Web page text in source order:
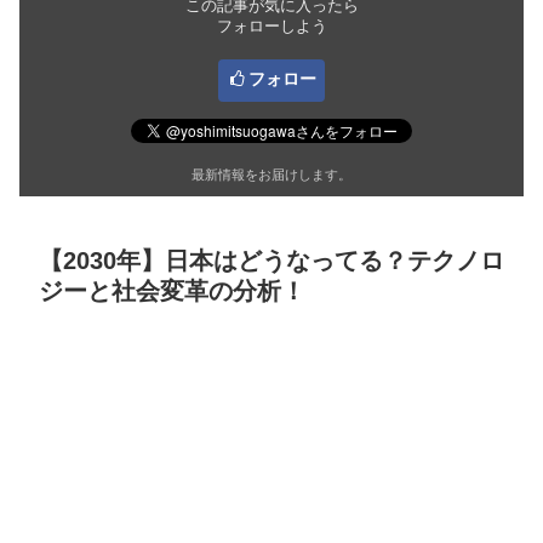
この記事が気に入ったら
フォローしよう
フォロー
最新情報をお届けします。
【2030年】日本はどうなってる？テクノロ
ジーと社会変革の分析！